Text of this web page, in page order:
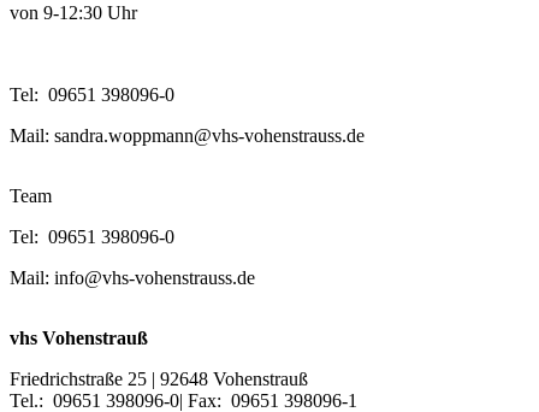
von 9-12:30 Uhr
Tel: 09651 398096-0
Mail: sandra.woppmann@vhs-vohenstrauss.de
Team
Tel: 09651 398096-0
Mail: info@vhs-vohenstrauss.de
vhs Vohenstrauß
Friedrichstraße 25 | 92648 Vohenstrauß
Tel.: 09651 398096-0| Fax: 09651 398096-1